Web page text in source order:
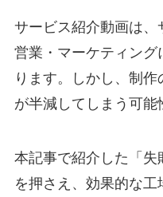
サービス紹介動画は、
営業・マーケティン
ります。しかし、制
が半減してしまう可能
本記事で紹介した「失
を押さえ、効果的な工